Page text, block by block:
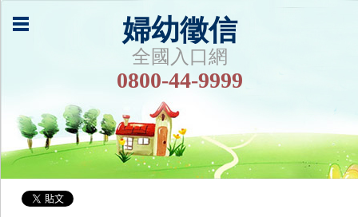
婦幼徵信
全國入口網
0800-44-9999